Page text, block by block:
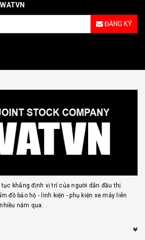
ĐĂNG KÝ
tục khẳng định vị trí của người dẫn đầu thị
đồ bảo hộ - linh kiện - phụ kiện xe máy liên
năm qua.